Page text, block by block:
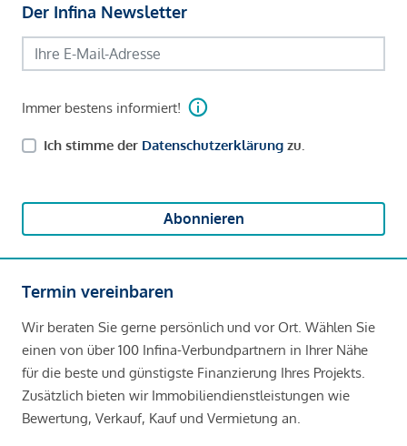
Der Infina Newsletter
Immer bestens informiert!
Ich stimme der Datenschutzerklärung zu.
Abonnieren
Termin vereinbaren
Wir beraten Sie gerne persönlich und vor Ort. Wählen Sie
einen von über 100 Infina-Verbundpartnern in Ihrer Nähe
für die beste und günstigste Finanzierung Ihres Projekts.
Zusätzlich bieten wir Immobiliendienstleistungen wie
Bewertung, Verkauf, Kauf und Vermietung an.